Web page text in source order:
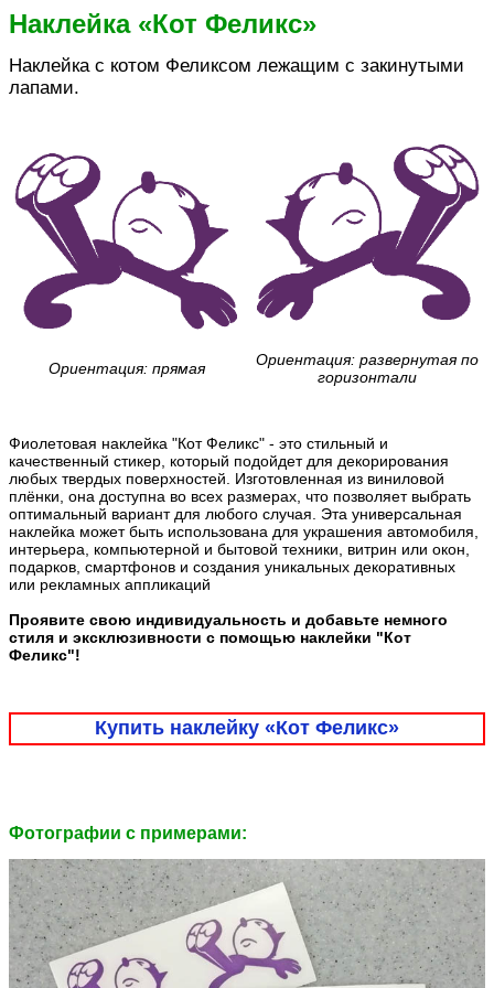
Наклейка «Кот Феликс»
Наклейка с котом Феликсом лежащим с закинутыми
лапами.
Ориентация: прямая
Ориентация: развернутая по
горизонтали
Фиолетовая наклейка "Кот Феликс" - это стильный и
качественный стикер, который подойдет для декорирования
любых твердых поверхностей. Изготовленная из виниловой
плёнки, она доступна во всех размерах, что позволяет выбрать
оптимальный вариант для любого случая. Эта универсальная
наклейка может быть использована для украшения автомобиля,
интерьера, компьютерной и бытовой техники, витрин или окон,
подарков, смартфонов и создания уникальных декоративных
или рекламных аппликаций
Проявите свою индивидуальность и добавьте немного
стиля и эксклюзивности с помощью наклейки "Кот
Феликс"!
Купить наклейку «Кот Феликс»
Фотографии c примерами: